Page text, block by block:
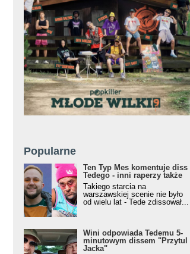
Popularne
Ten Typ Mes komentuje diss
Tedego - inni raperzy także
Takiego starcia na
warszawskiej scenie nie było
od wielu lat - Tede zdissował...
Wini odpowiada Tedemu 5-
minutowym dissem "Przytul
Jacka"